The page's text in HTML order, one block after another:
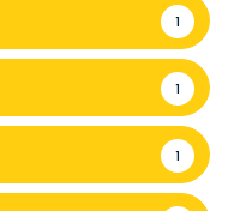
1
1
1